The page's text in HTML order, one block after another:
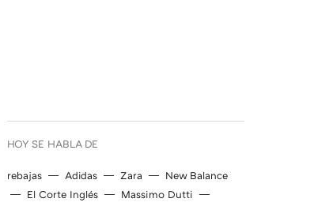
HOY SE HABLA DE
rebajas Adidas Zara
New Balance
El Corte Inglés
Massimo Dutti